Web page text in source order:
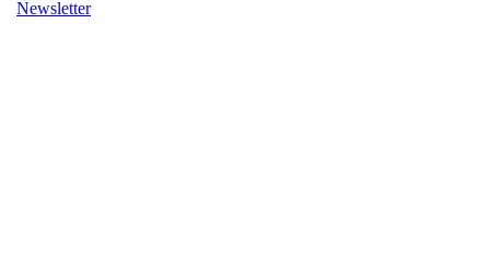
Newsletter